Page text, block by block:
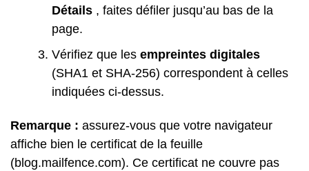
Détails , faites défiler jusqu’au bas de la
page.
Vérifiez que les empreintes digitales
(SHA1 et SHA-256) correspondent à celles
indiquées ci-dessus.
Remarque : assurez-vous que votre navigateur
affiche bien le certificat de la feuille
(blog.mailfence.com). Ce certificat ne couvre pas